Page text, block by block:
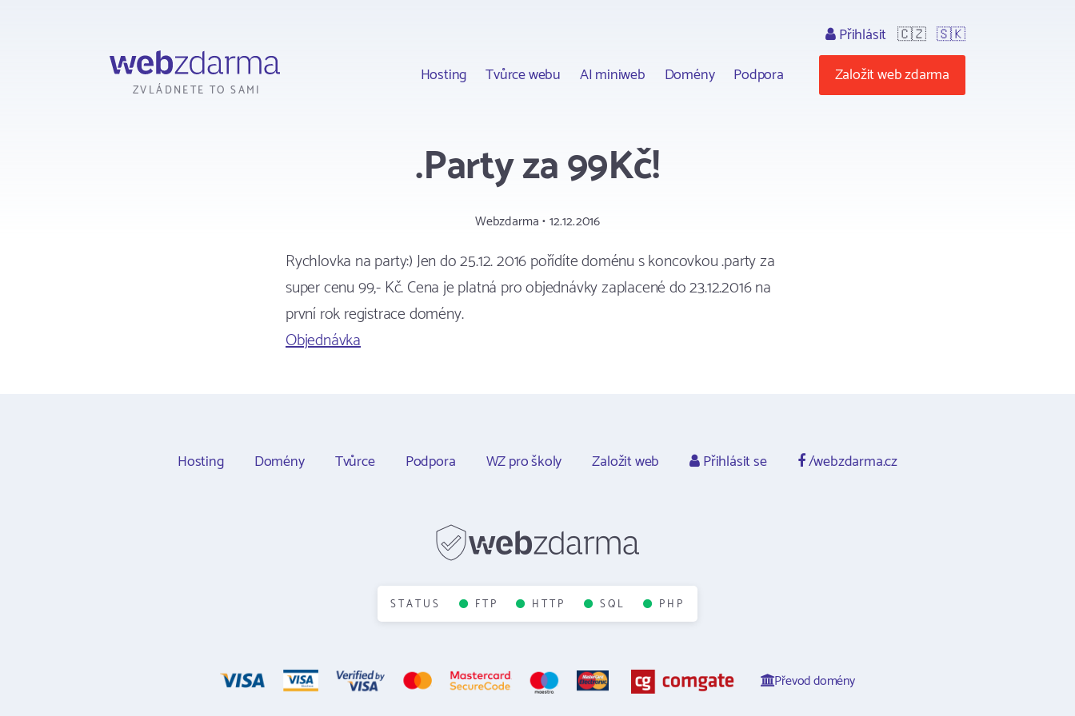
ZVLÁDNETE TO SAMI
Hosting Tvůrce webu AI miniweb Domény Podpora
Přihlásit 🇨🇿 🇸🇰
Založit web zdarma
.Party za 99Kč!
Webzdarma • 12.12.2016
Rychlovka na party:) Jen do 25.12. 2016 pořídíte doménu s koncovkou .party za
super cenu 99,- Kč. Cena je platná pro objednávky zaplacené do 23.12.2016 na
první rok registrace domény.
Objednávka
Hosting Domény Tvůrce Podpora WZ pro školy Založit web Přihlásit se /webzdarma.cz
STATUS FTP HTTP SQL PHP
Převod domény